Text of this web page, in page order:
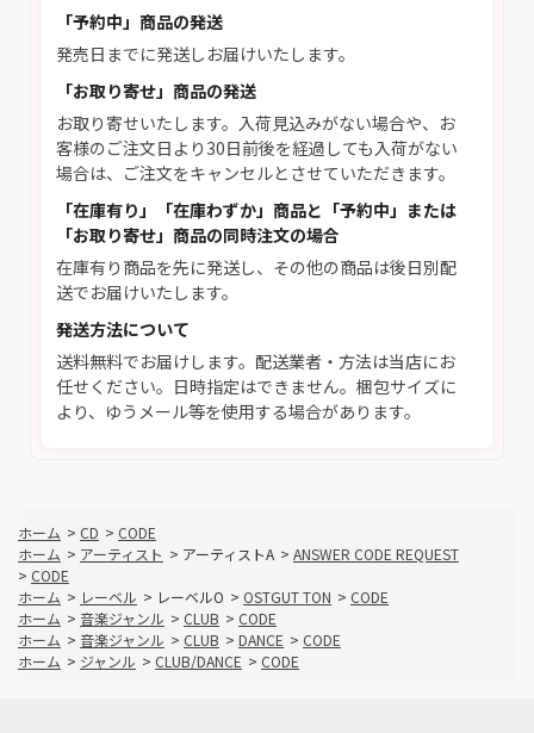
「予約中」商品の発送
発売日までに発送しお届けいたします。
「お取り寄せ」商品の発送
お取り寄せいたします。入荷見込みがない場合や、お
客様のご注文日より30日前後を経過しても入荷がない
場合は、ご注文をキャンセルとさせていただきます。
「在庫有り」「在庫わずか」商品と「予約中」または
「お取り寄せ」商品の同時注文の場合
在庫有り商品を先に発送し、その他の商品は後日別配
送でお届けいたします。
発送方法について
送料無料でお届けします。配送業者・方法は当店にお
任せください。日時指定はできません。梱包サイズに
より、ゆうメール等を使用する場合があります。
ホーム > CD > CODE
ホーム > アーティスト > アーティストA > ANSWER CODE REQUEST
> CODE
ホーム > レーベル > レーベルO > OSTGUT TON > CODE
ホーム > 音楽ジャンル > CLUB > CODE
ホーム > 音楽ジャンル > CLUB > DANCE > CODE
ホーム > ジャンル > CLUB/DANCE > CODE